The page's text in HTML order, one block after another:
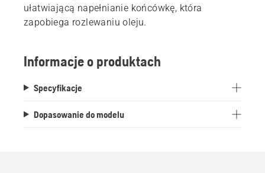
ułatwiającą napełnianie końcówkę, która
zapobiega rozlewaniu oleju.
Informacje o produktach
Specyfikacje
Dopasowanie do modelu